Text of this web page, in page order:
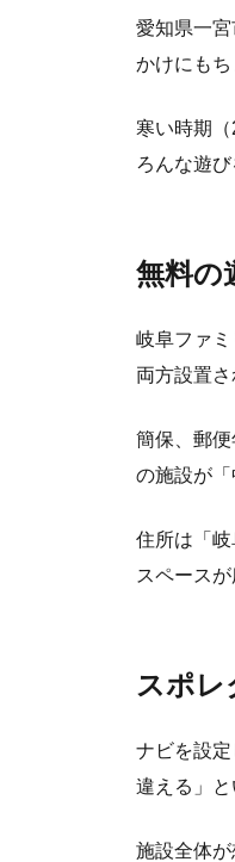
愛知県一
かけにもち
寒い時期
ろんな遊び
無料の
岐阜ファ
両方設置さ
簡保、郵
の施設が
住所は「
スペースが
スポレ
ナビを設
違える」と
施設全体